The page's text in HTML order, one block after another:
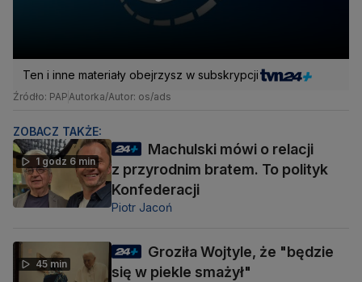
Ten i inne materiały obejrzysz w subskrypcji
Źródło: PAPAutorka/Autor: os/ads
ZOBACZ TAKŻE:
1 godz 6 min
Machulski mówi o relacji
z przyrodnim bratem. To polityk
Konfederacji
Piotr Jacoń
45 min
Groziła Wojtyle, że "będzie
się w piekle smażył"